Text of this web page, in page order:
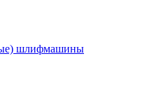
шлифмашины